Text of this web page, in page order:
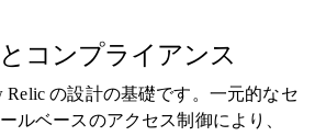
コンプライアンス
Relic の設計の基礎です。一元的なセ
ルベースのアクセス制御により、